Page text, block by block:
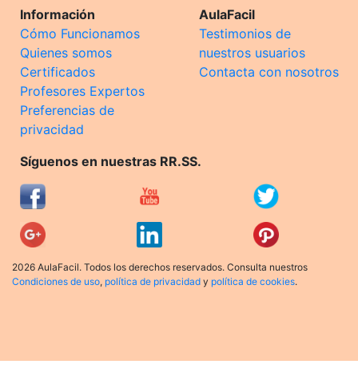
Información
Cómo Funcionamos
Quienes somos
Certificados
Profesores Expertos
Preferencias de
privacidad
AulaFacil
Testimonios de
nuestros usuarios
Contacta con nosotros
Síguenos en nuestras RR.SS.
2026 AulaFacil. Todos los derechos reservados. Consulta nuestros
Condiciones de uso, política de privacidad y política de cookies.